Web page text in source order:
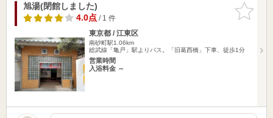
お気に入
りに追加
旭湯(閉館しました)
4.0点/ 1 件
東京都 / 江東区
南砂町駅1.06km
総武線「亀戸」駅よりバス。「旧葛西橋」下車、徒歩1分
営業時間
入浴料金 ～